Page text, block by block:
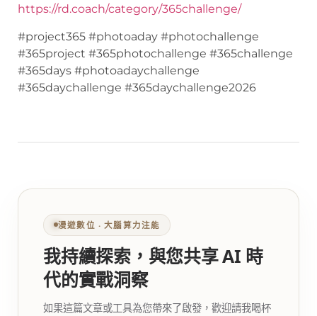
https://rd.coach/category/365challenge/
#project365 #photoaday #photochallenge
#365project #365photochallenge #365challenge
#365days #photoadaychallenge
#365daychallenge #365daychallenge2026
漫遊數位 ‧ 大腦算力注能
我持續探索，與您共享 AI 時
代的實戰洞察
如果這篇文章或工具為您帶來了啟發，歡迎請我喝杯